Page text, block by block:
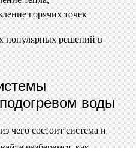
горячих точек
популярных решений в
воды
чего состоит система и